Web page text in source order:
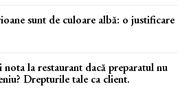
sunt de culoare albă: o justificare
la restaurant dacă preparatul nu
Drepturile tale ca client.